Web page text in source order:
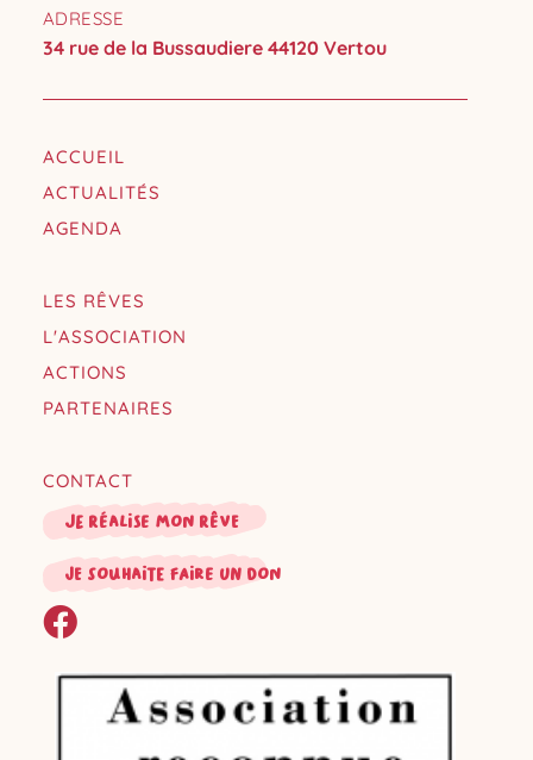
ADRESSE
34 rue de la Bussaudiere 44120 Vertou
ACCUEIL
ACTUALITÉS
AGENDA
LES RÊVES
L'ASSOCIATION
ACTIONS
PARTENAIRES
CONTACT
Je réalise mon rêve
je souhaite faire un don